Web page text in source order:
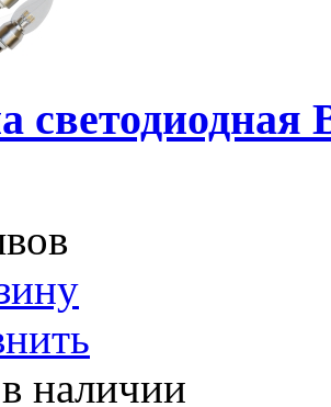
светодиодная
наличии